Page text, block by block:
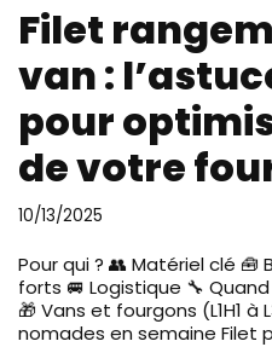
Filet
van :
pour
de votre
10/13/2025
Pour qui ? 👥 Matériel clé
forts 🚐 Logistique 🔧
🎁 Vans et fourgons (L1H1 à
nomades en semaine Filet